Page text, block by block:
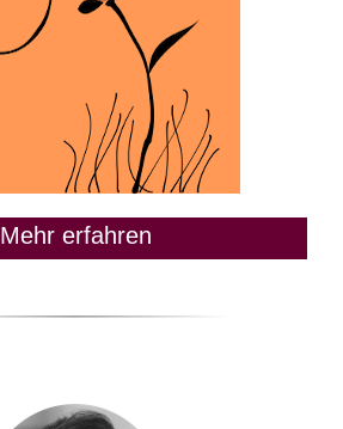
Mehr erfahren